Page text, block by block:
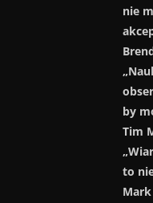
nie
by
Tim
to